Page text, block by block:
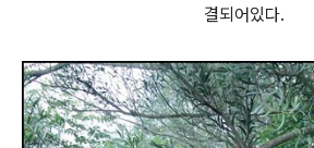
결되어있다.